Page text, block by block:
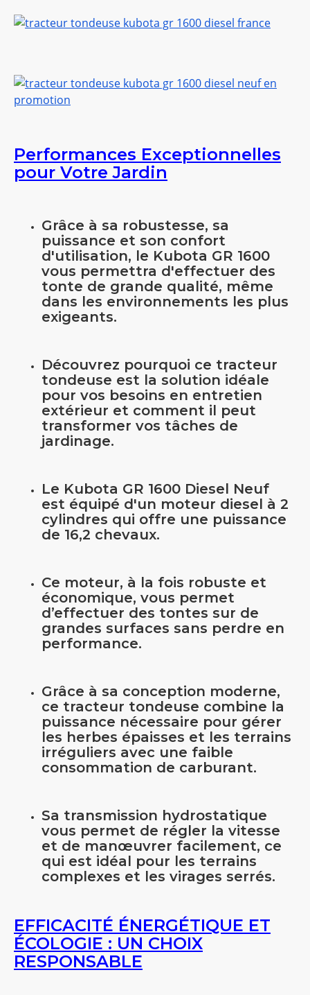
Performances Exceptionnelles
pour Votre Jardin
Grâce à sa robustesse, sa
puissance et son confort
d'utilisation, le Kubota GR 1600
vous permettra d'effectuer des
tonte de grande qualité, même
dans les environnements les plus
exigeants.
Découvrez pourquoi ce tracteur
tondeuse est la solution idéale
pour vos besoins en entretien
extérieur et comment il peut
transformer vos tâches de
jardinage.
Le Kubota GR 1600 Diesel Neuf
est équipé d'un moteur diesel à 2
cylindres qui offre une puissance
de 16,2 chevaux.
Ce moteur, à la fois robuste et
économique, vous permet
d’effectuer des tontes sur de
grandes surfaces sans perdre en
performance.
Grâce à sa conception moderne,
ce tracteur tondeuse combine la
puissance nécessaire pour gérer
les herbes épaisses et les terrains
irréguliers avec une faible
consommation de carburant.
Sa transmission hydrostatique
vous permet de régler la vitesse
et de manœuvrer facilement, ce
qui est idéal pour les terrains
complexes et les virages serrés.
EFFICACITÉ ÉNERGÉTIQUE ET
ÉCOLOGIE : UN CHOIX
RESPONSABLE